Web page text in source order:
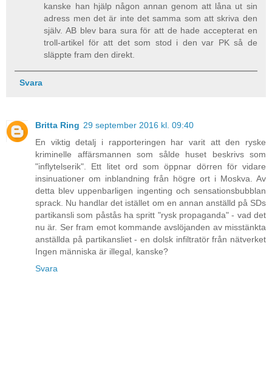
kanske han hjälp någon annan genom att låna ut sin
adress men det är inte det samma som att skriva den
själv. AB blev bara sura för att de hade accepterat en
troll-artikel för att det som stod i den var PK så de
släppte fram den direkt.
Svara
Britta Ring 29 september 2016 kl. 09:40
En viktig detalj i rapporteringen har varit att den ryske
kriminelle affärsmannen som sålde huset beskrivs som
"inflytelserik". Ett litet ord som öppnar dörren för vidare
insinuationer om inblandning från högre ort i Moskva. Av
detta blev uppenbarligen ingenting och sensationsbubblan
sprack. Nu handlar det istället om en annan anställd på SDs
partikansli som påstås ha spritt "rysk propaganda" - vad det
nu är. Ser fram emot kommande avslöjanden av misstänkta
anställda på partikansliet - en dolsk infiltratör från nätverket
Ingen människa är illegal, kanske?
Svara